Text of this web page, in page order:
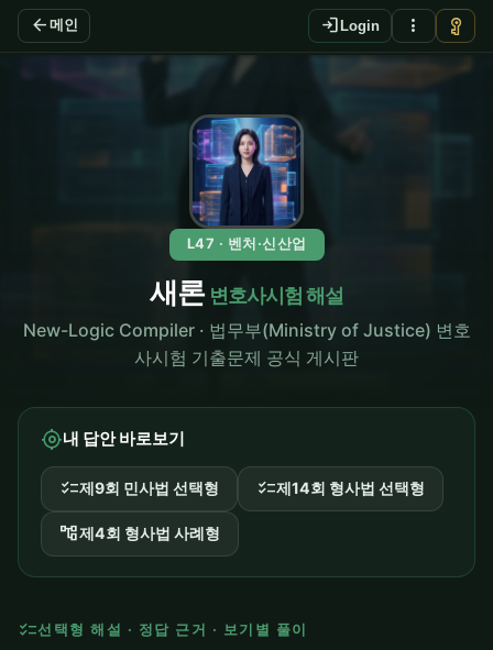
arrow_back 메인 login Login more_vert vpn_key
L47 · 벤처·신산업
새론 변호사시험 해설
New-Logic Compiler · 법무부(Ministry of Justice) 변호
사시험 기출문제 공식 게시판
my_location내 답안 바로보기
checklist제9회 민사법 선택형 checklist제14회 형사법 선택형
account_tree제4회 형사법 사례형
checklist선택형 해설 · 정답 근거 · 보기별 풀이